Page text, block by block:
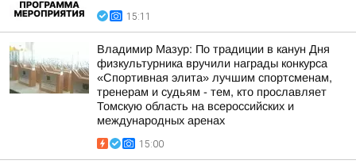
15:11
Владимир Мазур: По традиции в канун Дня
физкультурника вручили награды конкурса
«Спортивная элита» лучшим спортсменам,
тренерам и судьям - тем, кто прославляет
Томскую область на всероссийских и
международных аренах
15:00